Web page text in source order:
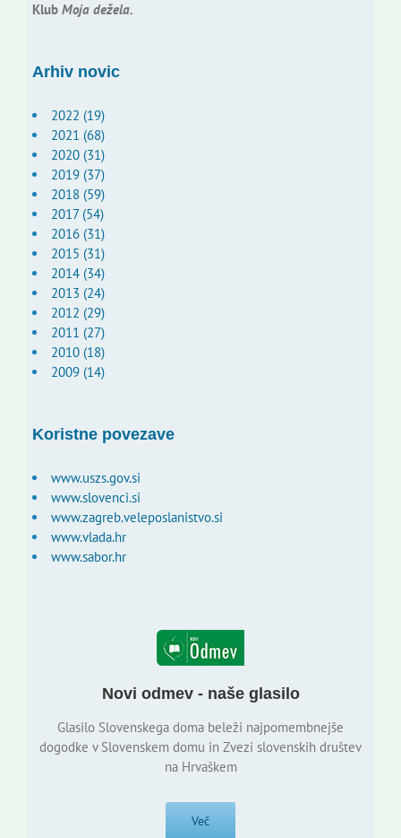
Klub Moja dežela.
Arhiv novic
2022 (19)
2021 (68)
2020 (31)
2019 (37)
2018 (59)
2017 (54)
2016 (31)
2015 (31)
2014 (34)
2013 (24)
2012 (29)
2011 (27)
2010 (18)
2009 (14)
Koristne povezave
www.uszs.gov.si
www.slovenci.si
www.zagreb.veleposlanistvo.si
www.vlada.hr
www.sabor.hr
Novi odmev - naše glasilo
Glasilo Slovenskega doma beleži najpomembnejše
dogodke v Slovenskem domu in Zvezi slovenskih društev
na Hrvaškem
Več